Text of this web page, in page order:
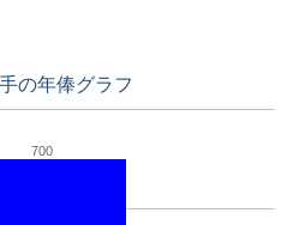
の年俸グラフ
700